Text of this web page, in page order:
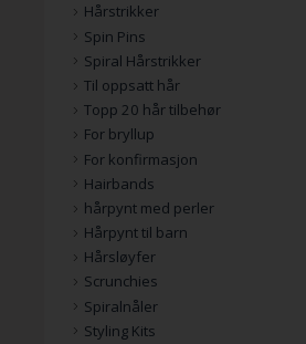
Hårstrikker
Spin Pins
Spiral Hårstrikker
Til oppsatt hår
Topp 20 hår tilbehør
For bryllup
For konfirmasjon
Hairbands
hårpynt med perler
Hårpynt til barn
Hårsløyfer
Scrunchies
Spiralnåler
Styling Kits